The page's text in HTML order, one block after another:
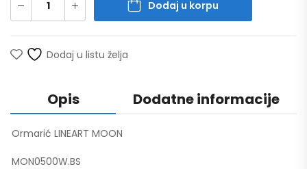
Dodaj u korpu
Dodaj u listu želja
Opis Dodatne informacije
Ormarić LINEART MOON
MON0500W.BS